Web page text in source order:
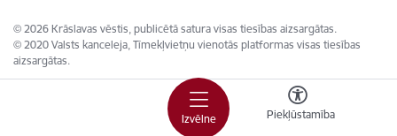
Izvēlne Piekļūstamība
© 2026 Krāslavas vēstis, publicētā satura visas tiesības aizsargātas.
© 2020 Valsts kanceleja, Tīmekļvietņu vienotās platformas visas tiesības
aizsargātas.